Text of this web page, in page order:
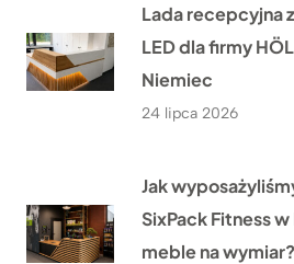
Lada recepcyjna
LED dla firmy
Niemiec
24 lipca 2026
Jak
SixPack Fitness
meble na wymiar?